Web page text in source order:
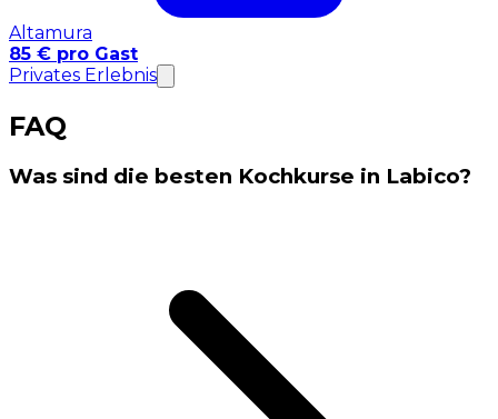
Altamura
85 € pro Gast
Privates Erlebnis
FAQ
Was sind die besten Kochkurse in Labico?